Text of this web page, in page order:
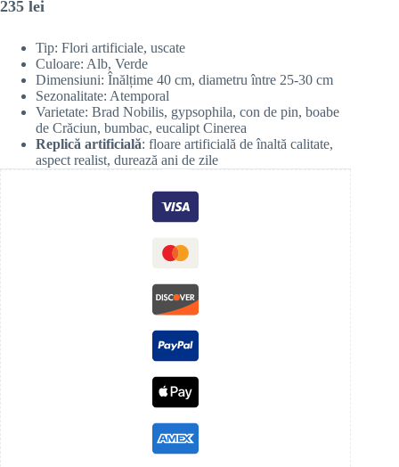
235 lei
Tip: Flori artificiale, uscate
Culoare: Alb, Verde
Dimensiuni: Înălțime 40 cm, diametru între 25-30 cm
Sezonalitate: Atemporal
Varietate: Brad Nobilis, gypsophila, con de pin, boabe
de Crăciun, bumbac, eucalipt Cinerea
Replică artificială: floare artificială de înaltă calitate,
aspect realist, durează ani de zile